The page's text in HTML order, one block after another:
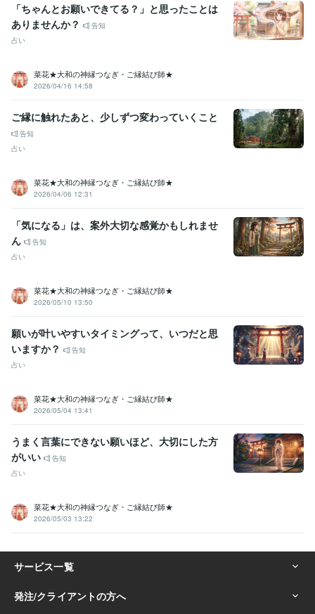
「ちゃんとお願いできてる？」と思ったことは
ありませんか？
告知
占い
菜花★大和の神縁つなぎ・ご縁結び師★
2026/04/16 14:58
ご縁に触れたあと、少しずつ変わっていくこと
告知
占い
菜花★大和の神縁つなぎ・ご縁結び師★
2026/04/06 12:31
「気になる」は、案外大切な感覚かもしれませ
ん
告知
占い
菜花★大和の神縁つなぎ・ご縁結び師★
2026/05/10 13:50
願いが叶いやすいタイミングって、いつだと思
いますか？
告知
占い
菜花★大和の神縁つなぎ・ご縁結び師★
2026/05/04 13:41
うまく言葉にできない願いほど、大切にした方
がいい
告知
占い
菜花★大和の神縁つなぎ・ご縁結び師★
2026/05/03 13:22